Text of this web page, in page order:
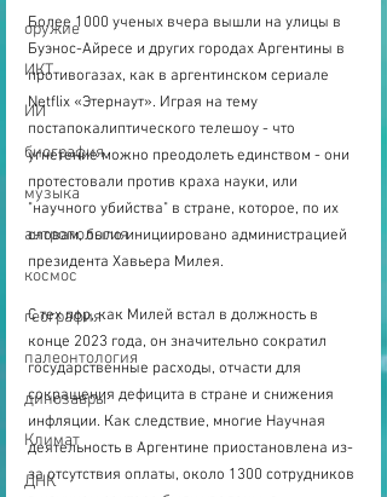
оружие
ИКТ
ИИ
биография
музыка
антропология
космос
география
палеонтология
динозавры
Климат
ДНК
Более 1000 ученых вчера вышли на улицы в
Буэнос-Айресе и других городах Аргентины в
противогазах, как в аргентинском сериале
Netflix «Этернаут». Играя на тему
постапокалиптического телешоу - что
угнетение можно преодолеть единством - они
протестовали против краха науки, или
"научного убийства" в стране, которое, по их
словам, было инициировано администрацией
президента Хавьера Милея.
С тех пор, как Милей встал в должность в
конце 2023 года, он значительно сократил
государственные расходы, отчасти для
сокращения дефицита в стране и снижения
инфляции. Как следствие, многие Научная
деятельность в Аргентине приостановлена из-
за отсутствия оплаты, около 1300 сотрудников